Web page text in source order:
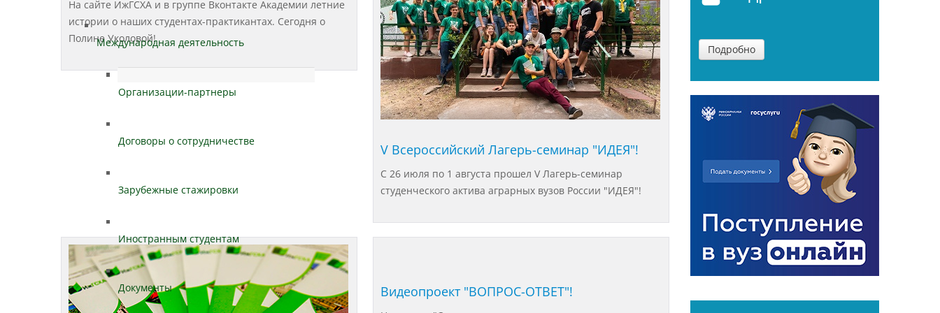
Международная деятельность
Организации-партнеры
Договоры о сотрудничестве
Зарубежные стажировки
Иностранным студентам
Документы
На сайте ИжГСХА и в группе Вконтакте Академии летние
истории о наших студентах-практикантах. Сегодня о
Полине Уколовой!
V Всероссийский Лагерь-семинар "ИДЕЯ"!
С 26 июля по 1 августа прошел V Лагерь-семинар
студенческого актива аграрных вузов России "ИДЕЯ"!
Видеопроект "ВОПРОС-ОТВЕТ"!
Подробно